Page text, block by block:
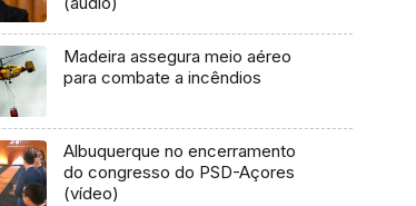
Madeira assegura meio aéreo
para combate a incêndios
Albuquerque no encerramento
do congresso do PSD-Açores
(vídeo)